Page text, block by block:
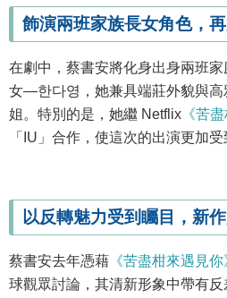
飾演兩班家族長女角色，
在劇中，蔡書安將化身出身兩班
女—한다영，她兼具端莊外貌與高
姐。特別的是，她繼 Netflix 《苦
「IU」合作，使這次的出演更加受
以反轉魅力受到矚目，新
蔡書安去年憑藉 《苦盡柑來遇見你
球觀眾討論，其清新形象中帶有